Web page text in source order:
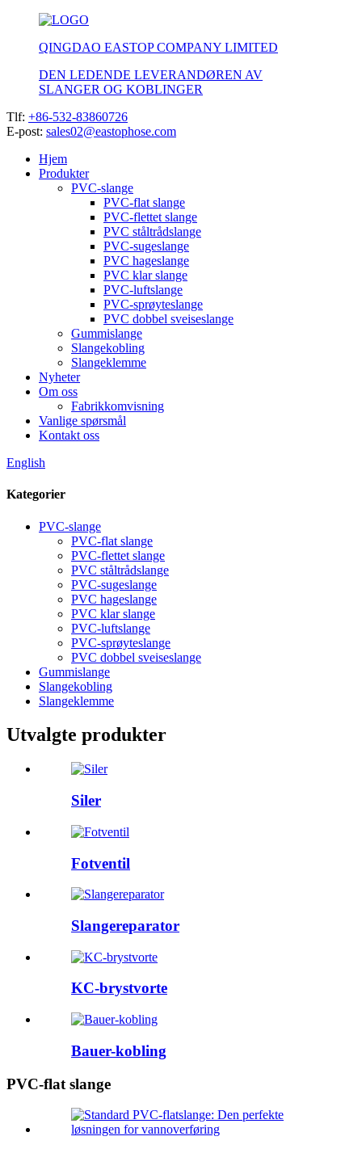
QINGDAO EASTOP COMPANY LIMITED
DEN LEDENDE LEVERANDØREN AV
SLANGER OG KOBLINGER
Tlf: +86-532-83860726
E-post: sales02@eastophose.com
Hjem
Produkter
PVC-slange
PVC-flat slange
PVC-flettet slange
PVC ståltrådslange
PVC-sugeslange
PVC hageslange
PVC klar slange
PVC-luftslange
PVC-sprøyteslange
PVC dobbel sveiseslange
Gummislange
Slangekobling
Slangeklemme
Nyheter
Om oss
Fabrikkomvisning
Vanlige spørsmål
Kontakt oss
English
Kategorier
PVC-slange
PVC-flat slange
PVC-flettet slange
PVC ståltrådslange
PVC-sugeslange
PVC hageslange
PVC klar slange
PVC-luftslange
PVC-sprøyteslange
PVC dobbel sveiseslange
Gummislange
Slangekobling
Slangeklemme
Utvalgte produkter
Siler
Fotventil
Slangereparator
KC-brystvorte
Bauer-kobling
PVC-flat slange